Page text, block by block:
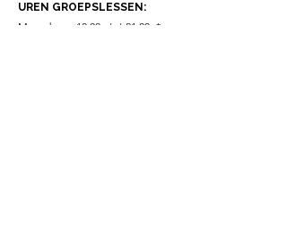
UREN GROEPSLESSEN:
Maandag : 18.00u tot 21.00u*